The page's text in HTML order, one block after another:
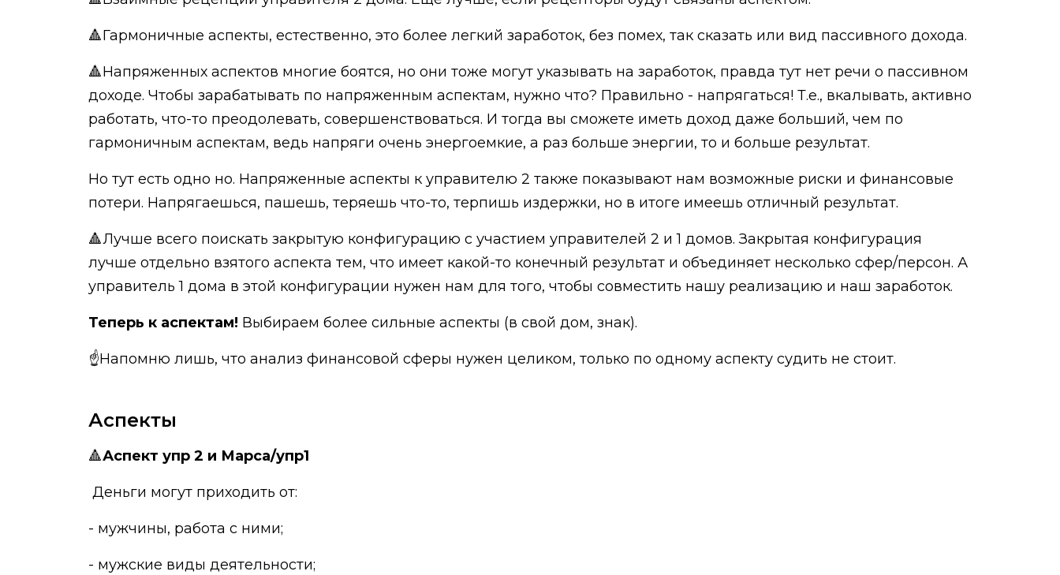
🔺Гармоничные аспекты, естественно, это более легкий заработок, без помех, так сказать или вид пассивного дохода.
🔺Напряженных аспектов многие боятся, но они тоже могут указывать на заработок, правда тут нет речи о пассивном
доходе. Чтобы зарабатывать по напряженным аспектам, нужно что? Правильно - напрягаться! Т.е., вкалывать, активно
работать, что-то преодолевать, совершенствоваться. И тогда вы сможете иметь доход даже больший, чем по
гармоничным аспектам, ведь напряги очень энергоемкие, а раз больше энергии, то и больше результат.
Но тут есть одно но. Напряженные аспекты к управителю 2 также показывают нам возможные риски и финансовые
потери. Напрягаешься, пашешь, теряешь что-то, терпишь издержки, но в итоге имеешь отличный результат.
🔺Лучше всего поискать закрытую конфигурацию с участием управителей 2 и 1 домов. Закрытая конфигурация
лучше отдельно взятого аспекта тем, что имеет какой-то конечный результат и объединяет несколько сфер/персон. А
управитель 1 дома в этой конфигурации нужен нам для того, чтобы совместить нашу реализацию и наш заработок.
Теперь к аспектам! Выбираем более сильные аспекты (в свой дом, знак).
☝Напомню лишь, что анализ финансовой сферы нужен целиком, только по одному аспекту судить не стоит.
Аспекты
🔺Аспект упр 2 и Марса/упр1
Деньги могут приходить от:
- мужчины, работа с ними;
- мужские виды деятельности;